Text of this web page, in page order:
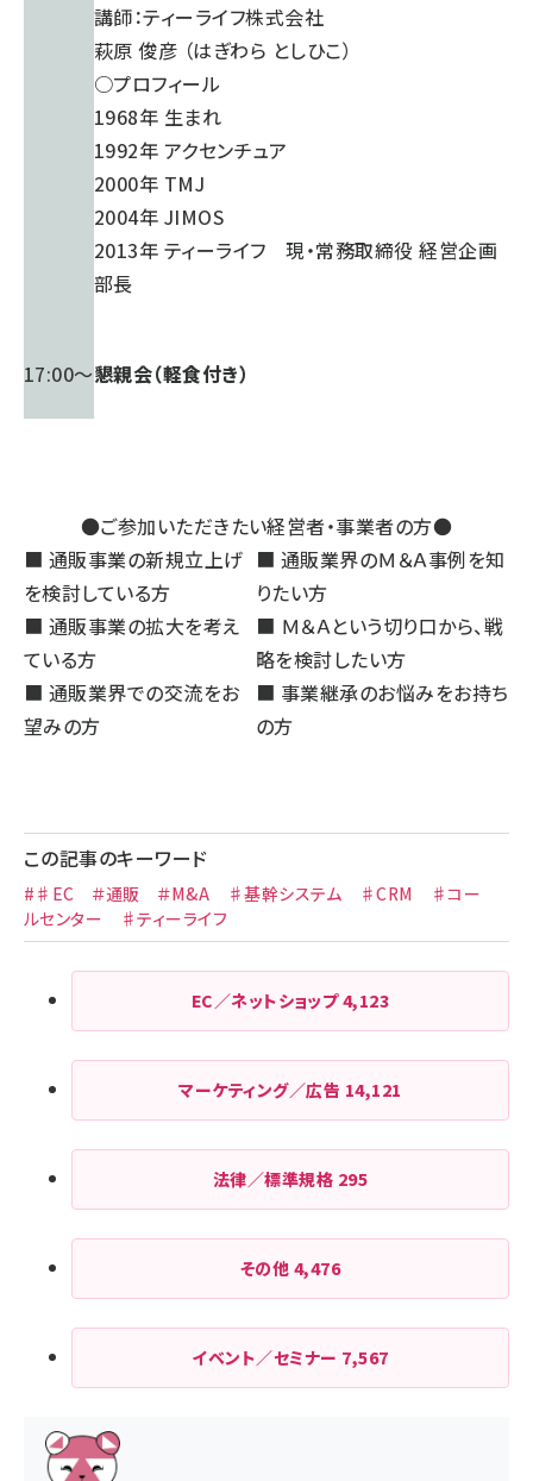
講師：ティーライフ株式会社
萩原 俊彦 （はぎわら としひこ）
○プロフィール
1968年 生まれ
1992年 アクセンチュア
2000年 TMJ
2004年 JIMOS
2013年 ティーライフ 現・常務取締役 経営企画
部長
17:00～懇親会（軽食付き）
●ご参加いただきたい経営者・事業者の方●
■ 通販事業の新規立上げ
を検討している方
■ 通販事業の拡大を考え
ている方
■ 通販業界での交流をお
望みの方
■ 通販業界のＭ＆Ａ事例を知
りたい方
■ Ｍ＆Ａという切り口から、戦
略を検討したい方
■ 事業継承のお悩みをお持ち
の方
この記事のキーワード
#♯EC ＃通販 ＃M&A ♯基幹システム ♯CRM ♯コー
ルセンター ♯ティーライフ
EC／ネットショップ4,123
マーケティング／広告 14,121
法律／標準規格 295
その他 4,476
イベント／セミナー 7,567